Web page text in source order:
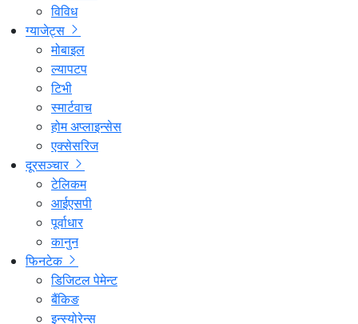
विविध
ग्याजेट्स
मोबाइल
ल्यापटप
टिभी
स्मार्टवाच
होम अप्लाइन्सेस
एक्सेसरिज
दूरसञ्चार
टेलिकम
आईएसपी
पूर्वाधार
कानुन
फिनटेक
डिजिटल पेमेन्ट
बैंकिङ
इन्स्योरेन्स